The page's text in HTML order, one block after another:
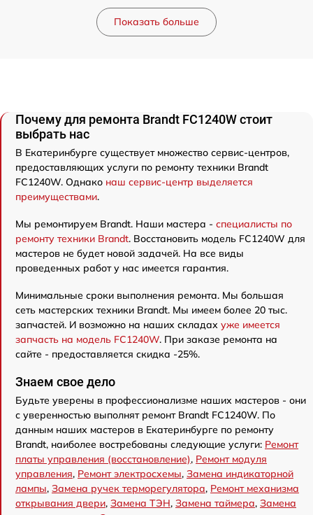
Показать больше
Почему для ремонта Brandt FC1240W стоит
выбрать нас
В Екатеринбурге существует множество сервис-центров,
предоставляющих услуги по ремонту техники Brandt
FC1240W. Однако наш сервис-центр выделяется
преимуществами.
Мы ремонтируем Brandt. Наши мастера - специалисты по
ремонту техники Brandt. Восстановить модель FC1240W для
мастеров не будет новой задачей. На все виды
проведенных работ у нас имеется гарантия.
Минимальные сроки выполнения ремонта. Мы большая
сеть мастерских техники Brandt. Мы имеем более 20 тыс.
запчастей. И возможно на наших складах уже имеется
запчасть на модель FC1240W. При заказе ремонта на
сайте - предоставляется скидка -25%.
Знаем свое дело
Будьте уверены в профессионализме наших мастеров - они
с уверенностью выполнят ремонт Brandt FC1240W. По
данным наших мастеров в Екатеринбурге по ремонту
Brandt, наиболее востребованы следующие услуги: Ремонт
платы управления (восстановление), Ремонт модуля
управления, Ремонт электросхемы, Замена индикаторной
лампы, Замена ручек терморегулятора, Ремонт механизма
открывания двери, Замена ТЭН, Замена таймера, Замена